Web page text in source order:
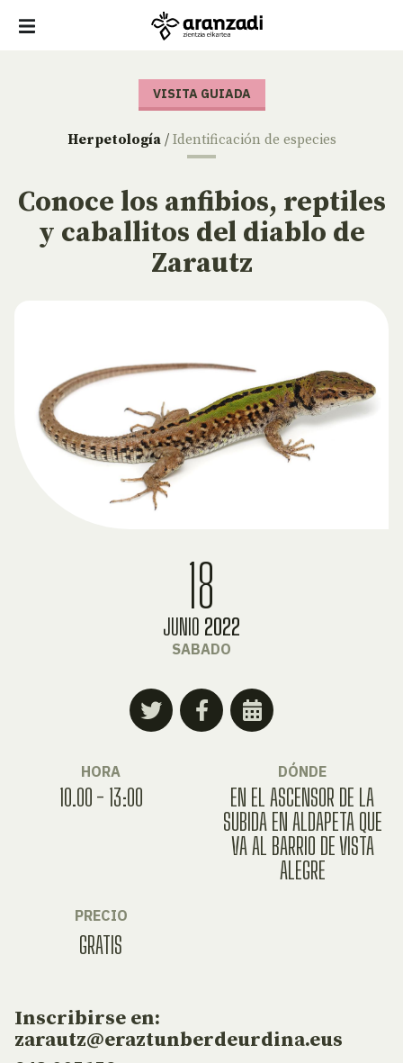
VISITA GUIADA
Herpetología/ Identificación de especies
Conoce los anfibios, reptiles
y caballitos del diablo de
Zarautz
18
JUNIO 2022
SABADO
HORA
10.00 - 13:00
DÓNDE
EN EL ASCENSOR DE LA
SUBIDA EN ALDAPETA QUE
VA AL BARRIO DE VISTA
ALEGRE
PRECIO
GRATIS
Inscribirse en:
zarautz@eraztunberdeurdina.eus